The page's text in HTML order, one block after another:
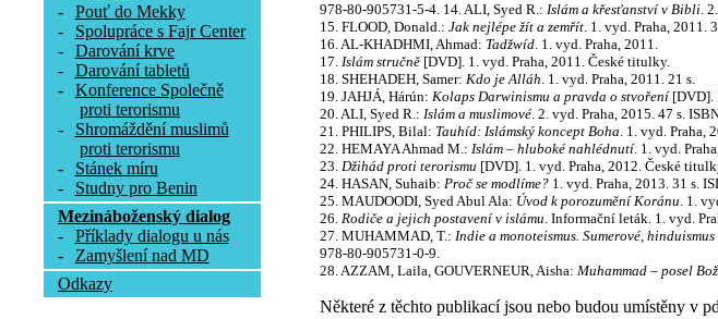
-
Pouť do Mekky
-
Spolupráce s Fajr Center
-
Darování krve
-
Darování tabletů
-
Konference Společně
proti terorismu
-
Shromáždění muslimů
proti terorismu
-
Stánek míru
-
Studny pro Benin
Mezináboženský dialog
-
Příklady dialogu u nás
-
Zamyšlení nad MD
Odkazy
978-80-905731-5-4. 14. ALI, Syed R.: Islám a křesťanství v Bibli.
15. FLOOD, Donald.: Jak nejlépe žít a zemřít. 1. vyd. Praha, 2011.
16. AL-KHADHMI, Ahmad: Tadžwíd. 1. vyd. Praha, 2011.
17. Islám stručně[DVD]. 1. vyd. Praha, 2011. České titulky.
18. SHEHADEH, Samer: Kdo je Alláh. 1. vyd. Praha, 2011. 21 s.
19. JAHJÁ, Hárún: Kolaps Darwinismu a pravda o stvoření[DVD].
20. ALI, Syed R.: Islám a muslimové. 2. vyd. Praha, 2015. 47 s.
21. PHILIPS, Bilal: Tauhíd: Islámský koncept Boha. 1. vyd. Praha,
22. HEMAYA Ahmad M.: Islám – hluboké nahlédnutí. 1. vyd.
23. Džihád proti terorismu [DVD]. 1. vyd. Praha, 2012. České
24. HASAN, Suhaib: Proč se modlíme?1. vyd. Praha, 2013. 31 s.
25. MAUDOODI, Syed Abul Ala: Úvod k porozumění Koránu. 1.
26. Rodiče a jejich postavení v islámu. Informační leták. 1. vyd.
27. MUHAMMAD, T.: Indie a monoteismus. Sumerové,
978-80-905731-0-9.
28. AZZAM, Laila, GOUVERNEUR, Aisha: Muhammad – posel
Některé z těchto publikací jsou nebo budou umístěny v